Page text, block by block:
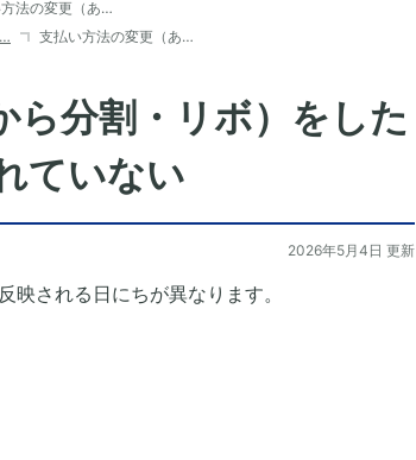
法の変更（あ…
支払い方法の変更（あ…
ら分割・リボ）をした
ていない
2026年5月4日 更新
される日にちが異なります。